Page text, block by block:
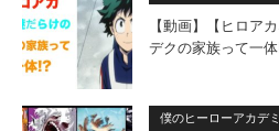
【動画】【ヒロア
デクの家族って一
僕のヒーローアカデ